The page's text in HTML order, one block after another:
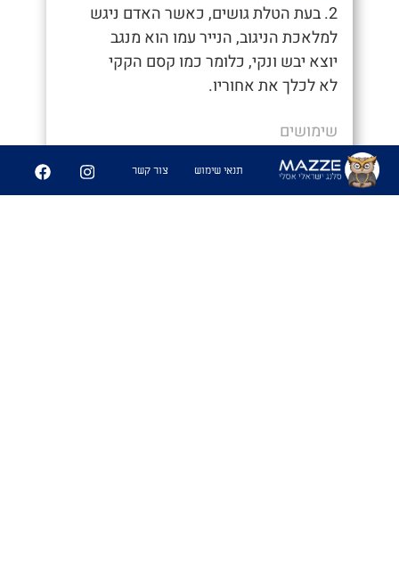
2. בעת הטלת גושים, כאשר האדם ניגש
למלאכת הניגוב, הנייר עמו הוא מנגב
יוצא יבש ונקי, כלומר כמו קסם הקקי
לא לכלך את אחוריו.
שימושים
- "איך סיימת ככה מהר, חשבתי כבר נאחר"
תנאי שימוש צור קשר